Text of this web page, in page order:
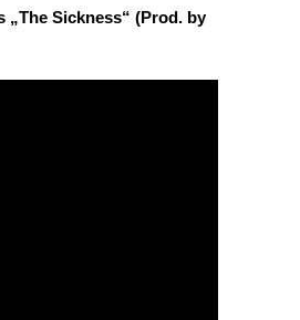
„The Sickness“ (Prod. by